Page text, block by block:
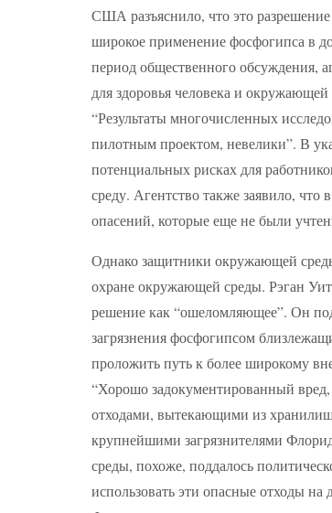
США разъяснило, что это
широкое применение фосфогипса в
период общественного обсуждения,
для здоровья человека и
“Результаты многочисленных
пилотным проектом, невелики”. В
потенциальных рисках для
среду. Агентство также заявило,
опасений, которые еще не были
Однако защитники окружающей
охране окружающей среды. Рэган
решение как “ошеломляющее”. Он
загрязнения фосфогипсом
проложить путь к более широкому
“Хорошо задокументированный
отходами, вытекающими из
крупнейшими загрязнителями
среды, похоже, поддалось
использовать эти опасные отходы